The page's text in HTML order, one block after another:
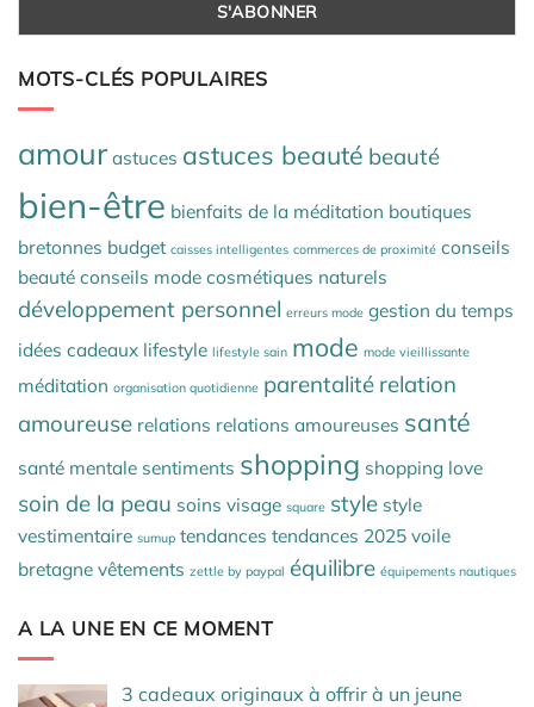
MOTS-CLÉS POPULAIRES
amour astuces astuces beauté beauté
bien-être bienfaits de la méditation boutiques
bretonnes budget caisses intelligentes commerces de proximité conseils
beauté conseils mode cosmétiques naturels
développement personnel erreurs mode gestion du temps
idées cadeaux lifestyle lifestyle sain mode mode vieillissante
méditation organisation quotidienne parentalité relation
amoureuse relations relations amoureuses santé
santé mentale sentiments shopping shopping love
soin de la peau soins visage square style style
vestimentaire sumup tendances tendances 2025 voile
bretagne vêtements zettle by paypal équilibre équipements nautiques
A LA UNE EN CE MOMENT
3 cadeaux originaux à offrir à un jeune